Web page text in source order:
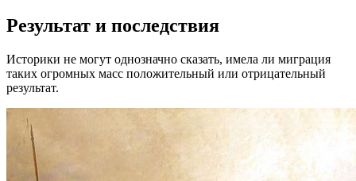
Результат и последствия
Историки не могут однозначно сказать, имела ли миграция
таких огромных масс положительный или отрицательный
результат.